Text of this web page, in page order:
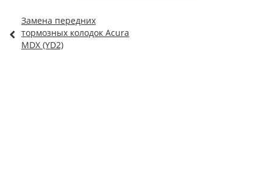
Замена передних
тормозных колодок Acura
MDX (YD2)